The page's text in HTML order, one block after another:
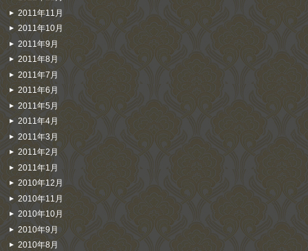
2011年11月
2011年10月
2011年9月
2011年8月
2011年7月
2011年6月
2011年5月
2011年4月
2011年3月
2011年2月
2011年1月
2010年12月
2010年11月
2010年10月
2010年9月
2010年8月